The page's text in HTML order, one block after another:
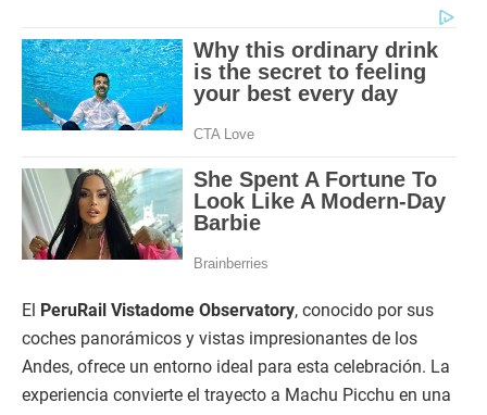
El PeruRail Vistadome Observatory, conocido por sus
coches panorámicos y vistas impresionantes de los
Andes, ofrece un entorno ideal para esta celebración. La
experiencia convierte el trayecto a Machu Picchu en una